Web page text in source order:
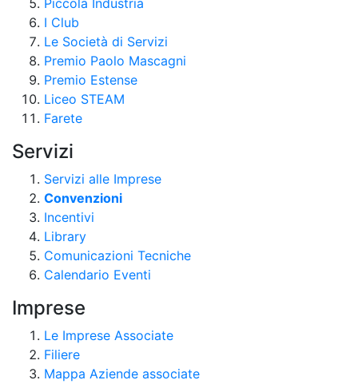
Piccola Industria
I Club
Le Società di Servizi
Premio Paolo Mascagni
Premio Estense
Liceo STEAM
Farete
Servizi
Servizi alle Imprese
Convenzioni
Incentivi
Library
Comunicazioni Tecniche
Calendario Eventi
Imprese
Le Imprese Associate
Filiere
Mappa Aziende associate